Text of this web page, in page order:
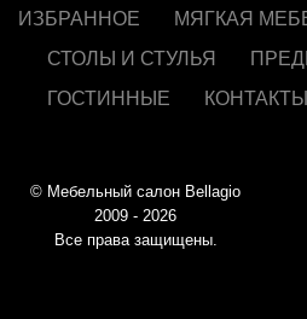
ИЗБРАННОЕ МЯГКАЯ
СТОЛЫ И СТУЛЬЯ
ГОСТИННЫЕ
КОНТАКТЫ
© Мебельный салон Bellagio
2009 - 2026
Все права защищены.